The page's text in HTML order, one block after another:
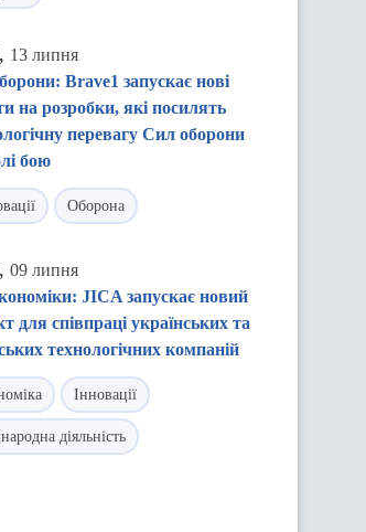
, 13 липня
Brave1 запускає нові
на розробки, які посилять
перевагу Сил оборони
бою
Оборона
, 09 липня
JICA запускає новий
для співпраці українських та
технологічних компаній
Інновації
діяльність